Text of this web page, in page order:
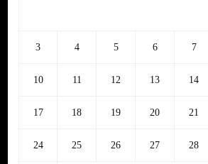
3 4 5 6 7
10 11 12 13 14
17 18 19 20 21
24 25 26 27 28